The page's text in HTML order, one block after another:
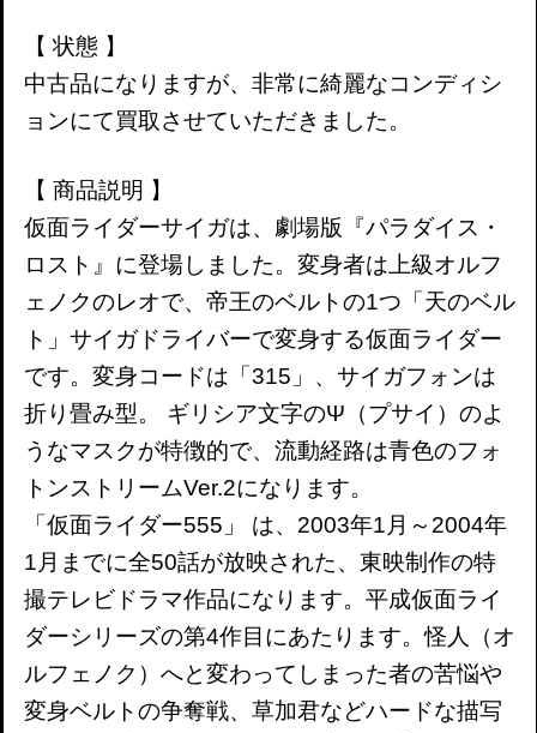
【 状態 】
中古品になりますが、非常に綺麗なコンディシ
ョンにて買取させていただきました。
【 商品説明 】
仮面ライダーサイガは、劇場版『パラダイス・
ロスト』に登場しました。変身者は上級オルフ
ェノクのレオで、帝王のベルトの1つ「天のベル
ト」サイガドライバーで変身する仮面ライダー
です。変身コードは「315」、サイガフォンは
折り畳み型。 ギリシア文字のΨ（プサイ）のよ
うなマスクが特徴的で、流動経路は青色のフォ
トンストリームVer.2になります。
「仮面ライダー555」 は、2003年1月～2004年
1月までに全50話が放映された、東映制作の特
撮テレビドラマ作品になります。平成仮面ライ
ダーシリーズの第4作目にあたります。怪人（オ
ルフェノク）へと変わってしまった者の苦悩や
変身ベルトの争奪戦、草加君などハードな描写